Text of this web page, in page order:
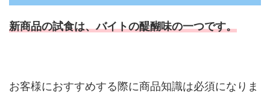
新商品の試食は、バイトの醍醐味の一つです。
お客様におすすめする際に商品知識は必須になりま